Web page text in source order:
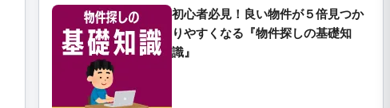
初心者必見！良い物件が５倍見つか
りやすくなる『物件探しの基礎知
識』